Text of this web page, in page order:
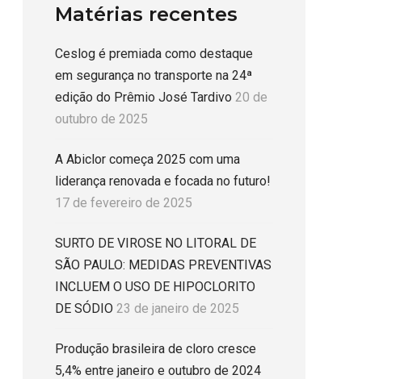
Matérias recentes
Ceslog é premiada como destaque
em segurança no transporte na 24ª
edição do Prêmio José Tardivo 20 de
outubro de 2025
A Abiclor começa 2025 com uma
liderança renovada e focada no futuro!
17 de fevereiro de 2025
SURTO DE VIROSE NO LITORAL DE
SÃO PAULO: MEDIDAS PREVENTIVAS
INCLUEM O USO DE HIPOCLORITO
DE SÓDIO 23 de janeiro de 2025
Produção brasileira de cloro cresce
5,4% entre janeiro e outubro de 2024